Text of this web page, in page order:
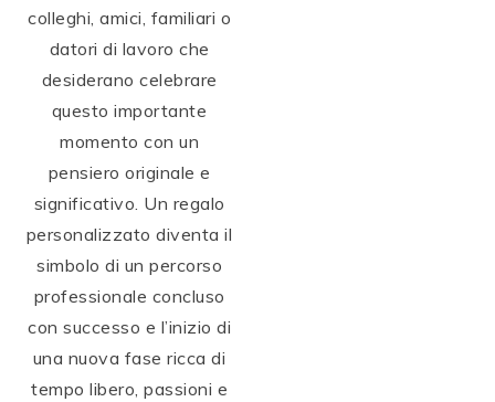
colleghi, amici, familiari o
datori di lavoro che
desiderano celebrare
questo importante
momento con un
pensiero originale e
significativo. Un regalo
personalizzato diventa il
simbolo di un percorso
professionale concluso
con successo e l’inizio di
una nuova fase ricca di
tempo libero, passioni e